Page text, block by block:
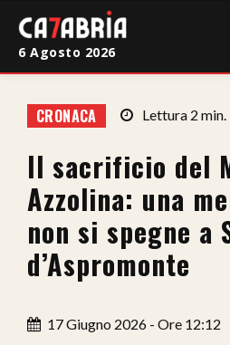
Cronaca
Giudiziaria
Politica
Sport
Sanità
6 Agosto 2026
CRONACA Lettura 2 min.
Il sacrificio del
Azzolina: una
non si spegne a
d’Aspromonte
17 Giugno 2026 - Ore 12:12